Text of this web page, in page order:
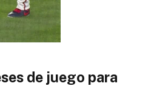
de juego para